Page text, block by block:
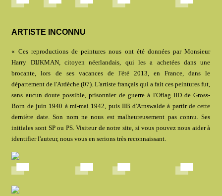
ARTISTE INCONNU
« Ces reproductions de peintures nous ont été données par Monsieur
Harry DIJKMAN, citoyen néerlandais, qui les a achetées dans une
brocante, lors de ses vacances de l'été 2013, en France, dans le
département de l'Ardèche (07). L'artiste français qui a fait ces peintures fut,
sans aucun doute possible, prisonnier de guerre à l'Oflag IID de Gross-
Born de juin 1940 à mi-mai 1942, puis IIB d'Arnswalde à partir de cette
dernière date. Son nom ne nous est malheureusement pas connu. Ses
initiales sont SP ou PS. Visiteur de notre site, si vous pouvez nous aider à
identifier l'auteur, nous vous en serions très reconnaissant.